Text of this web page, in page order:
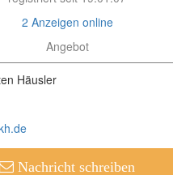
2 Anzeigen online
Angebot
Häusler
Nachricht schreiben